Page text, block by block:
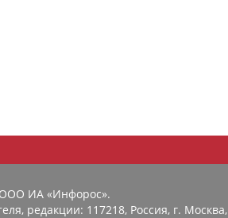
ИА «Инфорос».
редакции: 117218, Россия, г.